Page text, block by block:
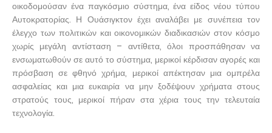
οικοδομούσαν ένα παγκόσμιο σύστημα, ένα είδος νέου τύπου
Αυτοκρατορίας. Η Ουάσιγκτον έχει αναλάβει με συνέπεια τον
έλεγχο των πολιτικών και οικονομικών διαδικασιών στον κόσμο
χωρίς μεγάλη αντίσταση – αντίθετα, όλοι προσπάθησαν να
ενσωματωθούν σε αυτό το σύστημα, μερικοί κέρδισαν αγορές και
πρόσβαση σε φθηνό χρήμα, μερικοί απέκτησαν μια ομπρέλα
ασφαλείας και μια ευκαιρία να μην ξοδέψουν χρήματα στους
στρατούς τους, μερικοί πήραν στα χέρια τους την τελευταία
τεχνολογία.